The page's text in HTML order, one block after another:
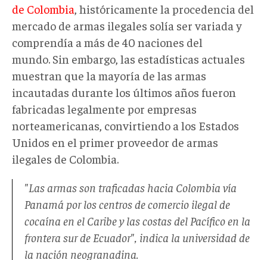
de Colombia , históricamente la procedencia del
mercado de armas ilegales solía ser variada y
comprendía a más de 40 naciones del
mundo. Sin embargo, las estadísticas actuales
muestran que la mayoría de las armas
incautadas durante los últimos años fueron
fabricadas legalmente por empresas
norteamericanas, convirtiendo a los Estados
Unidos en el primer proveedor de armas
ilegales de Colombia.
"Las armas son traficadas hacia Colombia vía
Panamá por los centros de comercio ilegal de
cocaína en el Caribe y las costas del Pacífico en la
frontera sur de Ecuador", indica la universidad de
la nación neogranadina.